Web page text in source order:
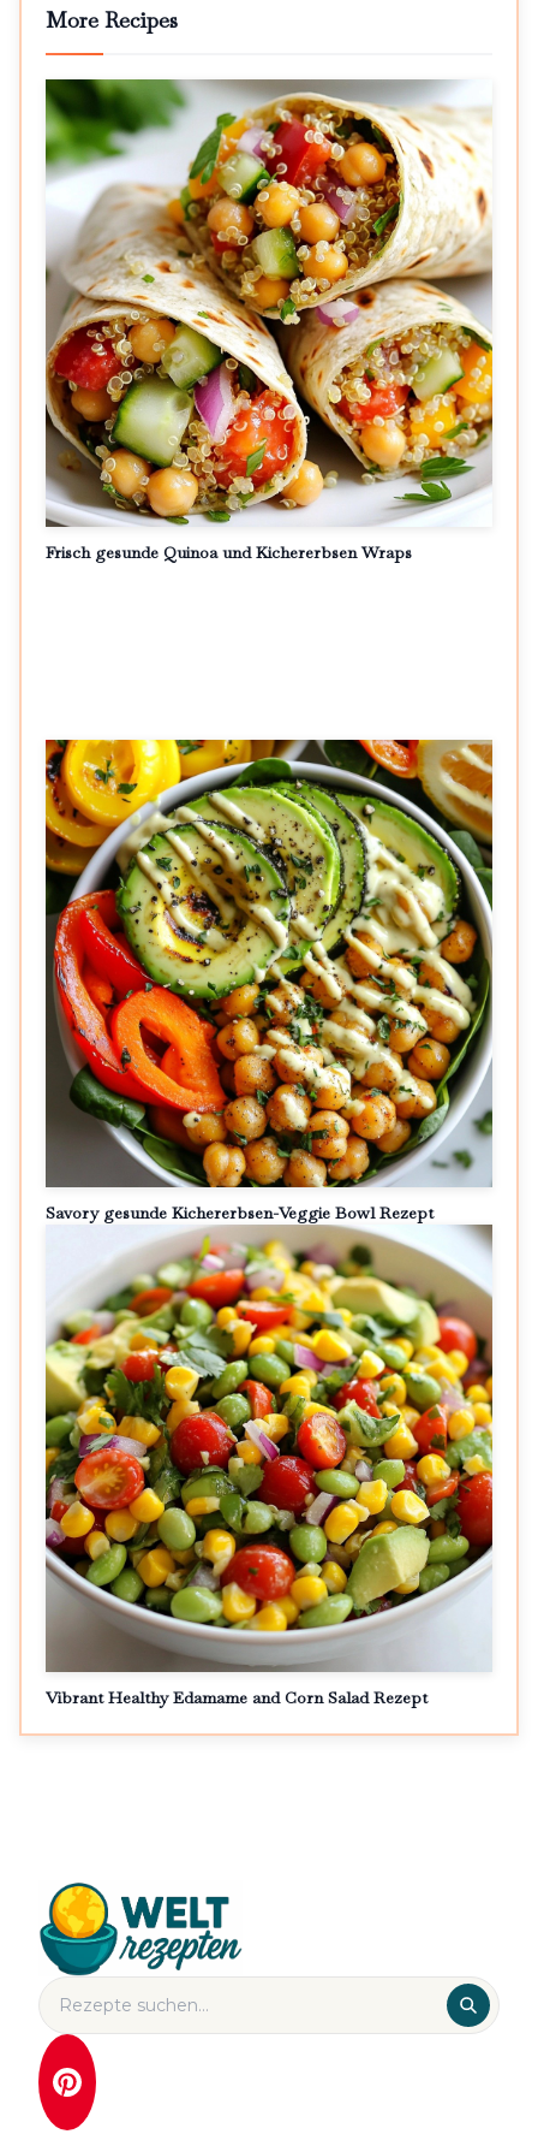
More Recipes
Frisch gesunde Quinoa und Kichererbsen Wraps
Savory gesunde Kichererbsen-Veggie Bowl Rezept
Vibrant Healthy Edamame and Corn Salad Rezept